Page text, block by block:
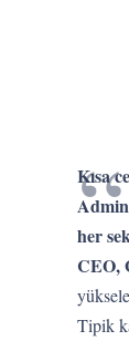
Kısa
her
CEO,
Tipik